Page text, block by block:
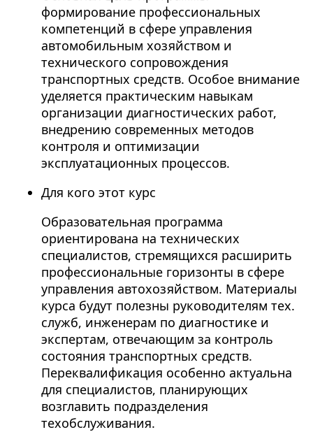
формирование профессиональных
компетенций в сфере управления
автомобильным хозяйством и
технического сопровождения
транспортных средств. Особое внимание
уделяется практическим навыкам
организации диагностических работ,
внедрению современных методов
контроля и оптимизации
эксплуатационных процессов.
Для кого этот курс
Образовательная программа
ориентирована на технических
специалистов, стремящихся расширить
профессиональные горизонты в сфере
управления автохозяйством. Материалы
курса будут полезны руководителям тех.
служб, инженерам по диагностике и
экспертам, отвечающим за контроль
состояния транспортных средств.
Переквалификация особенно актуальна
для специалистов, планирующих
возглавить подразделения
техобслуживания.